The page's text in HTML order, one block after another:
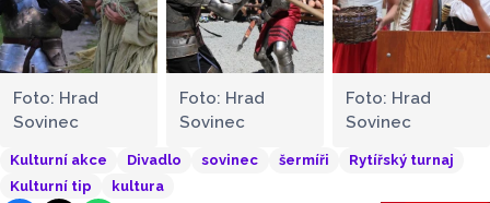
Foto: Hrad
Sovinec
Foto: Hrad
Sovinec
Foto: Hrad
Sovinec
Kulturní akce Divadlo sovinec šermíři
Rytířský turnaj
Kulturní tip
kultura